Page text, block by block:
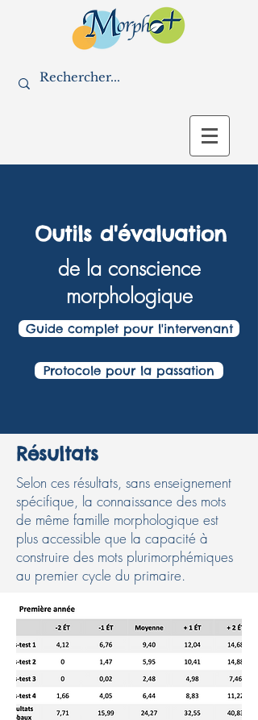
Outils d'évaluation
de la conscience
morphologique
Guide complet pour l'intervenant
Protocole pour la passation
Résultats
Selon ces résultats, sans enseignement
spécifique, la connaissance des mots
de même famille morphologique est
plus accessible que la capacité à
construire des mots plurimorphémiques
au premier cycle du primaire.